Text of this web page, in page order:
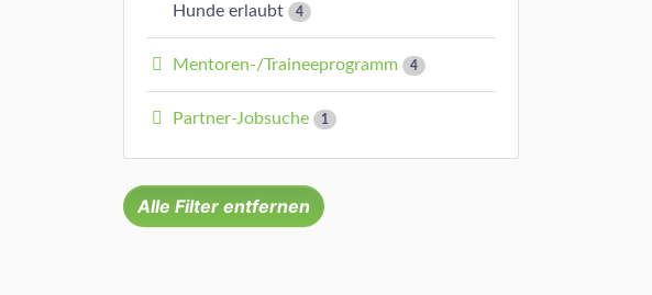
Hunde erlaubt 4
Mentoren-/Traineeprogramm 4
Partner-Jobsuche 1
Alle Filter entfernen